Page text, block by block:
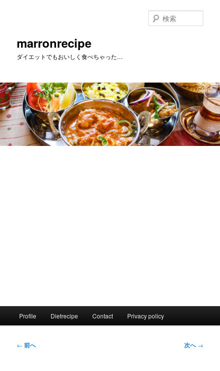
へ
移
動
marronrecipe
ダイエットでもおいしく食べちゃった…
索
Profile Dietrecipe Contact Privacy policy
投
← 前へ 次へ→